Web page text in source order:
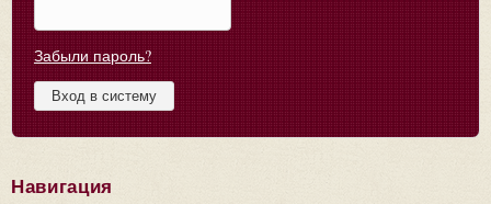
Забыли пароль?
Навигация